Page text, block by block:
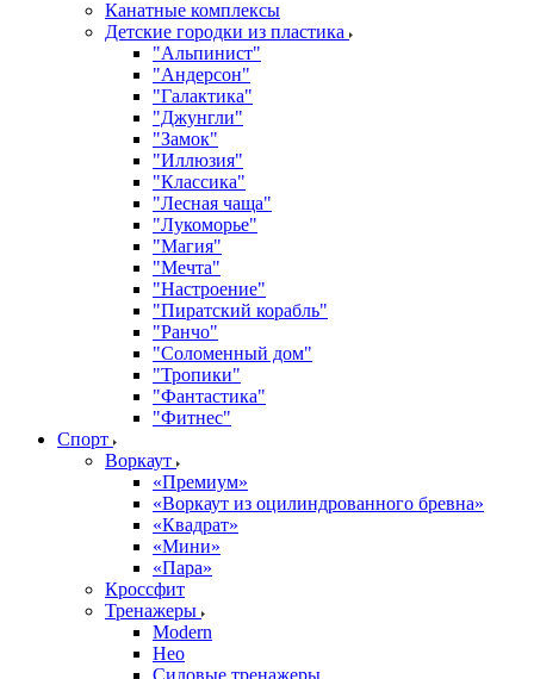
Канатные комплексы
Детские городки из пластика
"Альпинист"
"Андерсон"
"Галактика"
"Джунгли"
"Замок"
"Иллюзия"
"Классика"
"Лесная чаща"
"Лукоморье"
"Магия"
"Мечта"
"Настроение"
"Пиратский корабль"
"Ранчо"
"Соломенный дом"
"Тропики"
"Фантастика"
"Фитнес"
Спорт
Воркаут
«Премиум»
«Воркаут из оцилиндрованного бревна»
«Квадрат»
«Мини»
«Пара»
Кроссфит
Тренажеры
Modern
Нео
Силовые тренажеры